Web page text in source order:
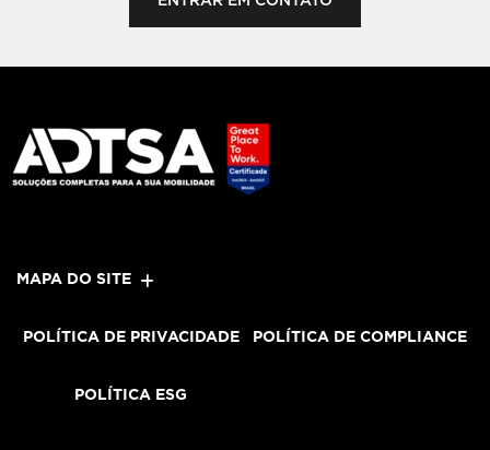
MAPA DO SITE
POLÍTICA DE PRIVACIDADE POLÍTICA DE COMPLIANCE
POLÍTICA ESG